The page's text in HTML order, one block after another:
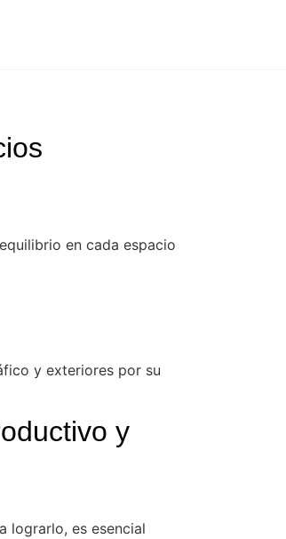
en cada espacio
y exteriores por su
y
lograrlo, es esencial